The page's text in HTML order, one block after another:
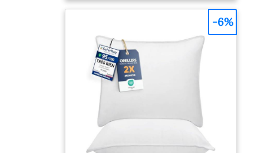
oreillers sont idéaux pour les personnes qui
dorment sur le ventre ; les oreillers sont
beaucoup plus moelleux, mais plus denses et
confortables pour dormir Emballage
Comprimé - Les oreillers sont emballés sous
forme comprimée; l'ouverture de la pellicule
plastique fera gonfler les oreillers; veuillez
prévoir 24 heures pour qu'ils gonflent
-6%